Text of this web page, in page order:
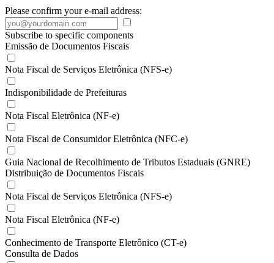
Please confirm your e-mail address:
Subscribe to specific components
Emissão de Documentos Fiscais
Nota Fiscal de Serviços Eletrônica (NFS-e)
Indisponibilidade de Prefeituras
Nota Fiscal Eletrônica (NF-e)
Nota Fiscal de Consumidor Eletrônica (NFC-e)
Guia Nacional de Recolhimento de Tributos Estaduais (GNRE)
Distribuição de Documentos Fiscais
Nota Fiscal de Serviços Eletrônica (NFS-e)
Nota Fiscal Eletrônica (NF-e)
Conhecimento de Transporte Eletrônico (CT-e)
Consulta de Dados